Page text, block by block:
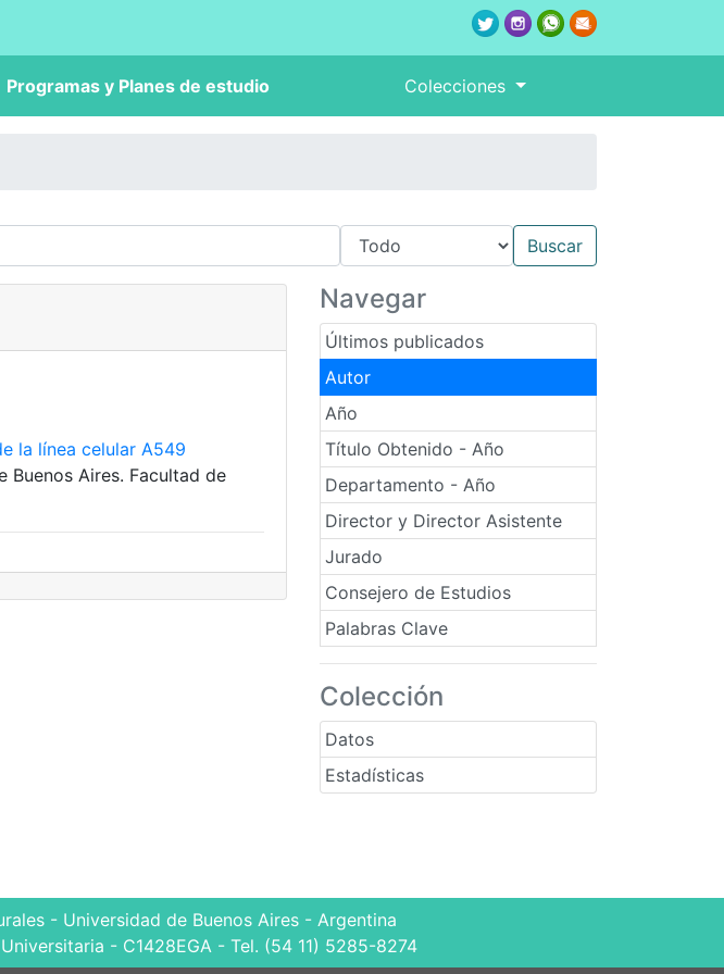
Programas y Planes de estudio Colecciones
Navegar
Últimos publicados
Autor
Año
Título Obtenido - Año
Departamento - Año
Director y Director Asistente
Jurado
Consejero de Estudios
Palabras Clave
Colección
Datos
Estadísticas
la línea celular A549
Buenos Aires. Facultad de
- Universidad de Buenos Aires - Argentina
- C1428EGA - Tel. (54 11) 5285-8274